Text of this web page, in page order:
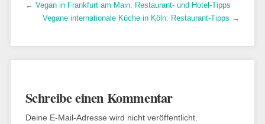
← Vegan in Frankfurt am Main: Restaurant- und Hotel-Tipps
Vegane internationale Küche in Köln: Restaurant-Tipps →
Schreibe einen Kommentar
Deine E-Mail-Adresse wird nicht veröffentlicht.